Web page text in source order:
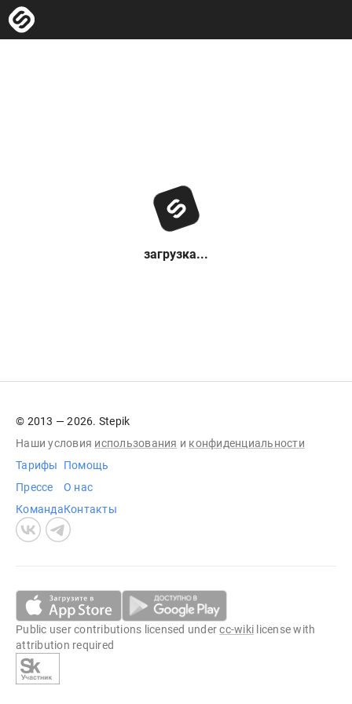
загрузка...
© 2013 — 2026. Stepik
Наши условия использования и конфиденциальности
Тарифы
Прессе
Команда
Помощь
О нас
Контакты
Public user contributions licensed undercc-wiki license with
attribution required